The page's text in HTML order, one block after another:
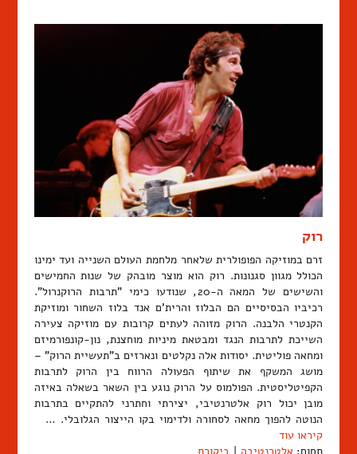
רוק
זרם במוזיקה הפופולרית שלאחר מלחמת העולם השנייה ועד ימינו
הכולל מגוון סגנונות. רוק הוא מוצר מובהק של שנות החמישים
והשישים של המאה ה-20, שנודעו כימי "תרבות הרוקנרול".
רכיביו הבסיסיים הם הבלוז והרית'ם אנד בלוז השחור ומוזיקת
הקנטרי הלבנה. הרוק מזוהה לעתים קרובות עם מוזיקה צעירה
השייכת לתרבות הנגד ומבטאת מיניות מוחצנת, נון-קונפורמיזם
ומחאה פוליטית. יסודות אלה נקלטים ונארזים ב"תעשיית הרוק" –
מושג המשקף את שיתוף הפעולה הרווח בין הרוק לתרבות
הקפיטליסטית. הפולמוס על הרוק נוגע בין השאר בשאלה באיזה
מובן יכול רוק אלטרנטיבי, יצירתי וחתרני להתקיים בתרבות
הנוטה להפוך מחאה לסחורה ולדימוי בקו הייצור הגלובלי. …
קיראו עוד